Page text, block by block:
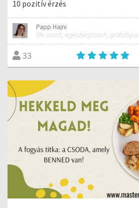
10 pozitív érzés
Papp Hajni
life coach, egészségcoach, grafológus
33